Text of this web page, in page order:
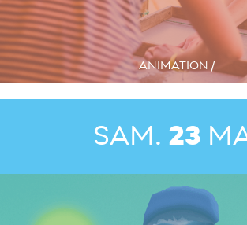
ANIMATION /
SAM. 23